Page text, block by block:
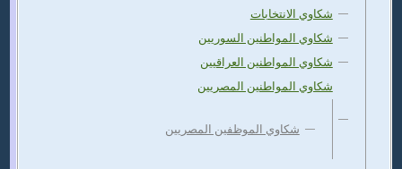
شكاوي الانتخابات
شكاوي المواطنين السوريين
شكاوي المواطنين العراقيين
شكاوي المواطنين المصريين
شكاوي الموظفين المصريين